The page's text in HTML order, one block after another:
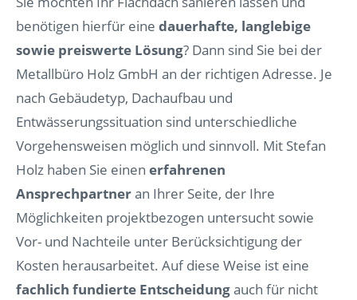
benötigen hierfür eine dauerhafte, langlebige
sowie preiswerte Lösung? Dann sind Sie bei der
Metallbüro Holz GmbH an der richtigen Adresse. Je
nach Gebäudetyp, Dachaufbau und
Entwässerungssituation sind unterschiedliche
Vorgehensweisen möglich und sinnvoll. Mit Stefan
Holz haben Sie einen erfahrenen
Ansprechpartneran Ihrer Seite, der Ihre
Möglichkeiten projektbezogen untersucht sowie
Vor- und Nachteile unter Berücksichtigung der
Kosten herausarbeitet. Auf diese Weise ist eine
fachlich fundierte Entscheidungauch für nicht